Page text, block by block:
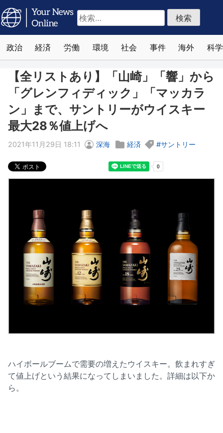
検
索:
政治 経済 労働 環境 社会 事件 海外 科学
【全リストあり】「山崎」「響」から
「グレンフィディック」「マッカラ
ン」まで、サントリーがウイスキー
最大28％値上げへ
2021年11月29日 18:11 深海 経済 サントリー
ハイボールブームで需要の増えたウイスキー。飲まれすぎ
て値上げという結果になってしまいました。詳細は以下か
ら。